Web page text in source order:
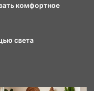
комфортное
света